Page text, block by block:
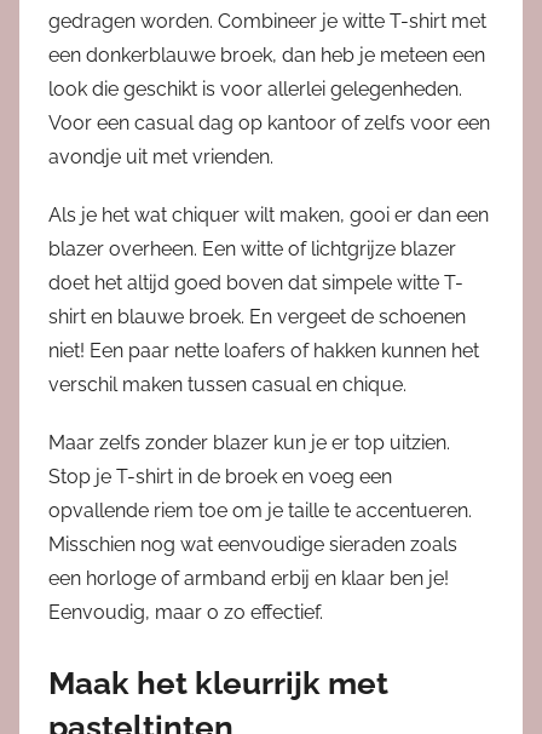
gedragen worden. Combineer je witte T-shirt met
een donkerblauwe broek, dan heb je meteen een
look die geschikt is voor allerlei gelegenheden.
Voor een casual dag op kantoor of zelfs voor een
avondje uit met vrienden.
Als je het wat chiquer wilt maken, gooi er dan een
blazer overheen. Een witte of lichtgrijze blazer
doet het altijd goed boven dat simpele witte T-
shirt en blauwe broek. En vergeet de schoenen
niet! Een paar nette loafers of hakken kunnen het
verschil maken tussen casual en chique.
Maar zelfs zonder blazer kun je er top uitzien.
Stop je T-shirt in de broek en voeg een
opvallende riem toe om je taille te accentueren.
Misschien nog wat eenvoudige sieraden zoals
een horloge of armband erbij en klaar ben je!
Eenvoudig, maar o zo effectief.
Maak het kleurrijk met
pasteltinten